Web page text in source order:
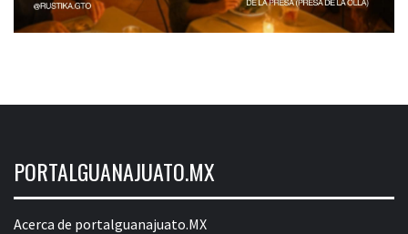
PORTALGUANAJUATO.MX
Acerca de portalguanajuato.MX